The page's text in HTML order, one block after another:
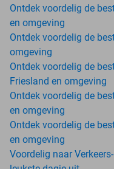
Ontdek voordelig de
en omgeving
Ontdek voordelig de
omgeving
Ontdek voordelig de
Friesland en omgeving
Ontdek voordelig de
en omgeving
Ontdek voordelig de
en omgeving
Voordelig naar